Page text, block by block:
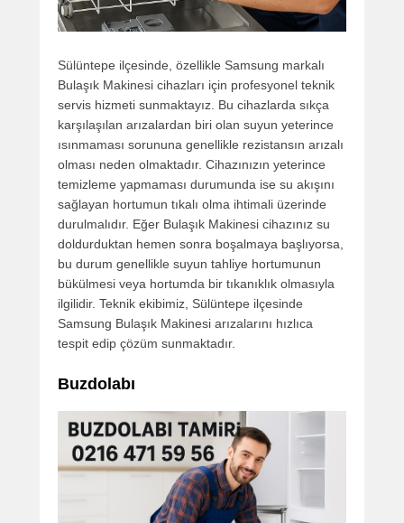
Sülüntepe ilçesinde, özellikle Samsung markalı
Bulaşık Makinesi cihazları için profesyonel teknik
servis hizmeti sunmaktayız. Bu cihazlarda sıkça
karşılaşılan arızalardan biri olan suyun yeterince
ısınmaması sorununa genellikle rezistansın arızalı
olması neden olmaktadır. Cihazınızın yeterince
temizleme yapmaması durumunda ise su akışını
sağlayan hortumun tıkalı olma ihtimali üzerinde
durulmalıdır. Eğer Bulaşık Makinesi cihazınız su
doldurduktan hemen sonra boşalmaya başlıyorsa,
bu durum genellikle suyun tahliye hortumunun
bükülmesi veya hortumda bir tıkanıklık olmasıyla
ilgilidir. Teknik ekibimiz, Sülüntepe ilçesinde
Samsung Bulaşık Makinesi arızalarını hızlıca
tespit edip çözüm sunmaktadır.
Buzdolabı